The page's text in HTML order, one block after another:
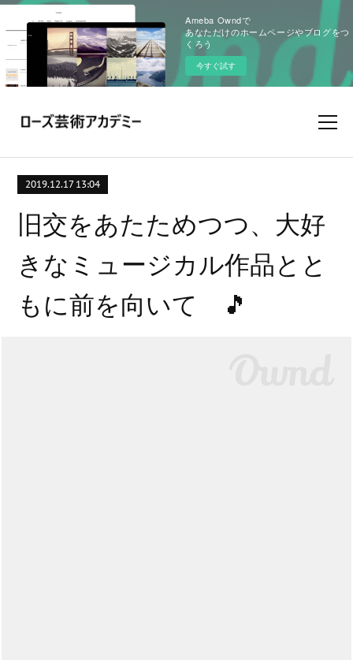
Ameba Owndで
あなただけのホームページやブログをつ
くろう
今すぐ試す
2019.12.17 13:04
旧交をあたためつつ、大好
きなミュージカル作品とと
もに前を向いて 🎵